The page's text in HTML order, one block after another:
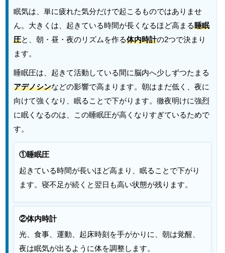
眠気は、単に疲れた気分だけで起こるものではありませ
ん。大きくは、起きている時間が長くなるほど高まる睡眠
圧と、朝・昼・夜のリズムを作る体内時計の2つで決まり
ます。
睡眠圧は、起きて活動している間に脳内へ少しずつたまる
アデノシンなどの影響で高まります。朝はまだ低く、夜に
向けて強くなり、眠ることで下がります。徹夜明けに強烈
に眠くなるのは、この睡眠圧が高くなりすぎているためで
す。
①睡眠圧
起きている時間が長いほど高まり、眠ることで下がり
ます。寝不足が続くと翌日も高い状態が残ります。
②体内時計
光、食事、運動、起床時刻を手がかりに、朝は覚醒、
夜は眠気が出るように体を調整します。